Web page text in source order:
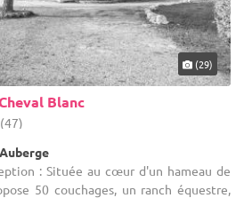
(29)
Blanc
: Située au cœur d'un hameau de
50 couchages, un ranch équestre,